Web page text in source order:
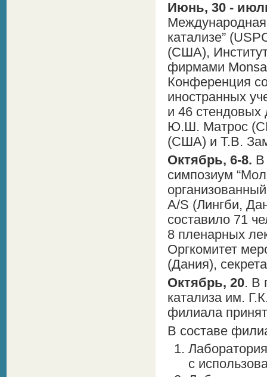
Июнь, 30 -
катализе”
(США),
фирмами
Конференция
иностранных
и 46 стендовых
Ю.Ш. Матрос
(США) и Т.В.
Октябрь, 6-8. В
симпозиум
A/S (Лингби,
составило 71
8 пленарных
Оргкомитет
(Дания),
Октябрь, 20. В
катализа им.
филиала
В составе
с